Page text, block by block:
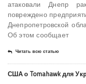
атаковали Днепр
повреждено
Днепропетровской
Об этом сообщает
Читать всю статью
США о Tomahawk для